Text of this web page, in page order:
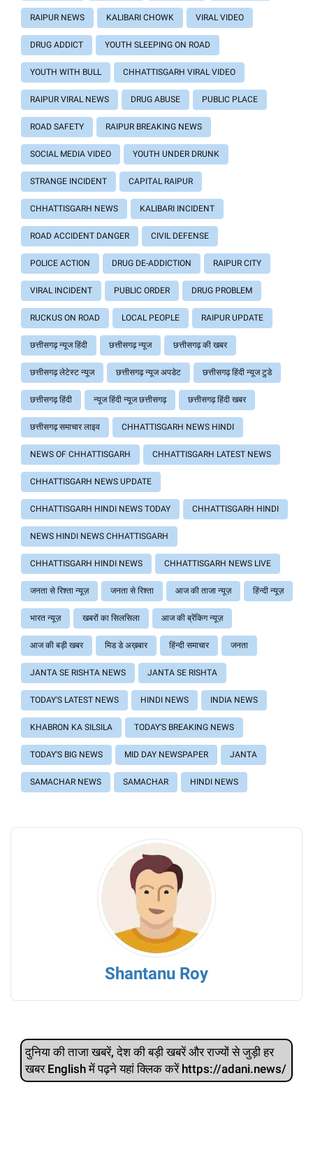
RAIPUR NEWS KALIBARI CHOWK VIRAL VIDEO
DRUG ADDICT YOUTH SLEEPING ON ROAD
YOUTH WITH BULL CHHATTISGARH VIRAL VIDEO
RAIPUR VIRAL NEWS DRUG ABUSE PUBLIC PLACE
ROAD SAFETY RAIPUR BREAKING NEWS
SOCIAL MEDIA VIDEO YOUTH UNDER DRUNK
STRANGE INCIDENT CAPITAL RAIPUR
CHHATTISGARH NEWS KALIBARI INCIDENT
ROAD ACCIDENT DANGER CIVIL DEFENSE
POLICE ACTION DRUG DE-ADDICTION RAIPUR CITY
VIRAL INCIDENT PUBLIC ORDER DRUG PROBLEM
RUCKUS ON ROAD LOCAL PEOPLE RAIPUR UPDATE
छत्तीसगढ़ न्यूज हिंदी छत्तीसगढ़ न्यूज छत्तीसगढ़ की खबर
छत्तीसगढ़ लेटेस्ट न्यूज छत्तीसगढ़ न्यूज अपडेट छत्तीसगढ़ हिंदी न्यूज टुडे
छत्तीसगढ़ हिंदी न्यूज हिंदी न्यूज छत्तीसगढ़ छत्तीसगढ़ हिंदी खबर
छत्तीसगढ़ समाचार लाइव CHHATTISGARH NEWS HINDI
NEWS OF CHHATTISGARH CHHATTISGARH LATEST NEWS
CHHATTISGARH NEWS UPDATE
CHHATTISGARH HINDI NEWS TODAY CHHATTISGARH HINDI
NEWS HINDI NEWS CHHATTISGARH
CHHATTISGARH HINDI NEWS CHHATTISGARH NEWS LIVE
जनता से रिश्ता न्यूज़ जनता से रिश्ता आज की ताजा न्यूज़ हिंन्दी न्यूज़
भारत न्यूज़ खबरों का सिलसिला आज की ब्रेंकिग न्यूज़
आज की बड़ी खबर मिड डे अख़बार हिंन्दी समाचार जनता
JANTA SE RISHTA NEWS JANTA SE RISHTA
TODAY'S LATEST NEWS HINDI NEWS INDIA NEWS
KHABRON KA SILSILA TODAY'S BREAKING NEWS
TODAY'S BIG NEWS MID DAY NEWSPAPER JANTA
SAMACHAR NEWS SAMACHAR HINDI NEWS
Shantanu Roy
दुनिया की ताजा खबरें, देश की बड़ी खबरें और राज्‍यों से जुड़ी हर
खबर English में पढ़ने यहां क्लिक करें https://adani.news/